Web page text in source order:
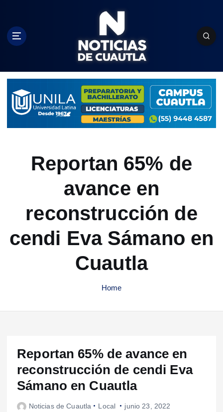
c
Reportan 65% de
avance en
reconstrucción de
cendi Eva Sámano en
Cuautla
Home
Reportan 65% de avance en
reconstrucción de cendi Eva
Sámano en Cuautla
Noticias de Cuautla Local junio 23, 2022